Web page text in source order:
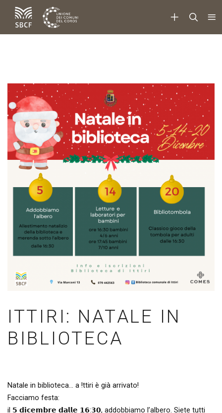
ITTIRI: NATALE IN
BIBLIOTECA
Natale in biblioteca… a !ttiri è già arrivato!
Facciamo festa:
il 𝟱 𝗱𝗶𝗰𝗲𝗺𝗯𝗿𝗲 𝗱𝗮𝗹𝗹𝗲 𝟭𝟲:𝟯𝟬, addobbiamo l’albero. Siete tutti